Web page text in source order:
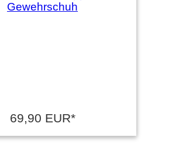
69,90 EUR*